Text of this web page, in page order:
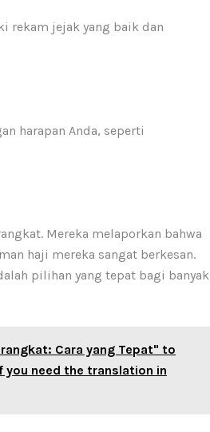
rekam jejak yang baik dan
harapan Anda, seperti
Mereka melaporkan bahwa
haji mereka sangat berkesan.
pilihan yang tepat bagi banyak
Cara yang Tepat" to
you need the translation in